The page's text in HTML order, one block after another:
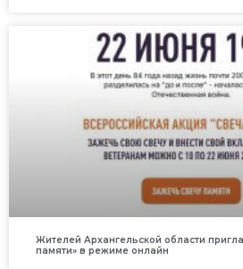
Жителей Архангельской области
памяти» в режиме онлайн